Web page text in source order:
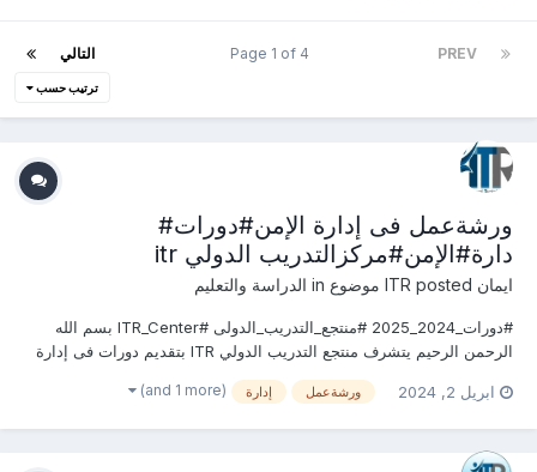
PREV التالي Page 1 of 4
ترتيب حسب
ورشةعمل فى إدارة الإمن#دورات#
دارة#الإمن#مركزالتدريب الدولي itr
ايمان ITR posted موضوع in الدراسة والتعليم
#دورات_2024_2025 #منتجع_التدريب_الدولى #ITR_Center بسم الله
الرحمن الرحيم يتشرف منتجع التدريب الدولي ITR بتقديم دورات فى إدارة
او الاستفسارعلى الدورة الان ......................... للتواصل...
ابريل 2, 2024 ورشةعمل إدارة (and 1 more)